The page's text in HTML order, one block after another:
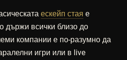
ескейп стая е
държи всички близо до
компании е по-разумно да
игри или в live